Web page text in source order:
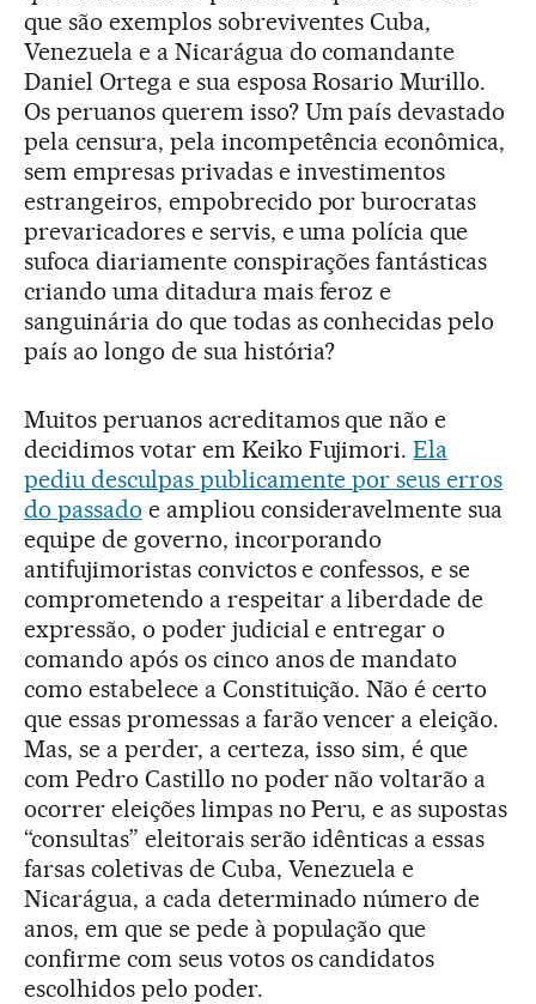
que são exemplos sobreviventes Cuba,
Venezuela e a Nicarágua do comandante
Daniel Ortega e sua esposa Rosario Murillo.
Os peruanos querem isso? Um país devastado
pela censura, pela incompetência econômica,
sem empresas privadas e investimentos
estrangeiros, empobrecido por burocratas
prevaricadores e servis, e uma polícia que
sufoca diariamente conspirações fantásticas
criando uma ditadura mais feroz e
sanguinária do que todas as conhecidas pelo
país ao longo de sua história?
Muitos peruanos acreditamos que não e
decidimos votar em Keiko Fujimori.Ela
pediu desculpas publicamente por seus erros
do passado e ampliou consideravelmente sua
equipe de governo, incorporando
antifujimoristas convictos e confessos, e se
comprometendo a respeitar a liberdade de
expressão, o poder judicial e entregar o
comando após os cinco anos de mandato
como estabelece a Constituição. Não é certo
que essas promessas a farão vencer a eleição.
Mas, se a perder, a certeza, isso sim, é que
com Pedro Castillo no poder não voltarão a
ocorrer eleições limpas no Peru, e as supostas
“consultas” eleitorais serão idênticas a essas
farsas coletivas de Cuba, Venezuela e
Nicarágua, a cada determinado número de
anos, em que se pede à população que
confirme com seus votos os candidatos
escolhidos pelo poder.